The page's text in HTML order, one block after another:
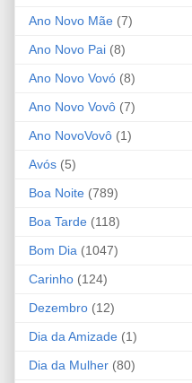
Ano Novo Mãe (7)
Ano Novo Pai (8)
Ano Novo Vovó (8)
Ano Novo Vovô (7)
Ano NovoVovô (1)
Avós (5)
Boa Noite (789)
Boa Tarde (118)
Bom Dia (1047)
Carinho (124)
Dezembro (12)
Dia da Amizade (1)
Dia da Mulher (80)